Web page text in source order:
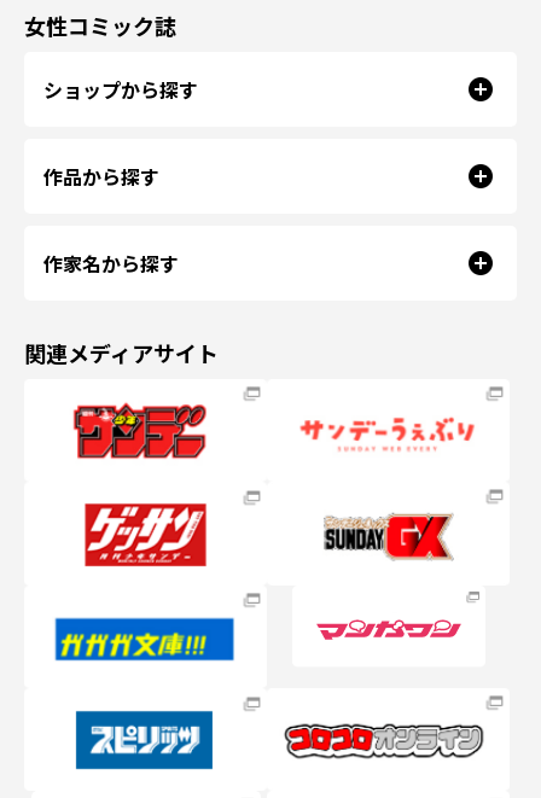
女性コミック誌
ショップから探す
作品から探す
作家名から探す
関連メディアサイト